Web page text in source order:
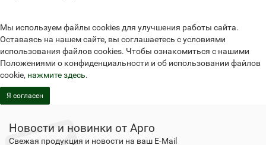
Мы используем файлы cookies для улучшения работы сайта.
Оставаясь на нашем сайте, вы соглашаетесь с условиями
использования файлов cookies. Чтобы ознакомиться с нашими
Положениями о конфиденциальности и об использовании файлов
cookie, нажмите здесь.
Я согласен
Новости и новинки от Арго
Свежая продукция и новости на ваш E-Mail